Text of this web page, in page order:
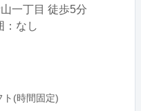
一丁目 徒歩5分
：なし
ト(時間固定)